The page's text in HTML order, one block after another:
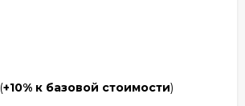
(+10% к базовой стоимости)